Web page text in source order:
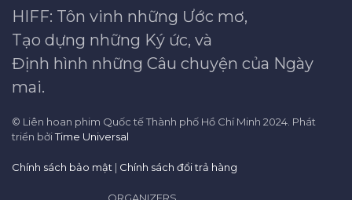
HIFF: Tôn vinh những Ước mơ,
Tạo dựng những Ký ức, và
Định hình những Câu chuyện của Ngày
mai.
© Liên hoan phim Quốc tế Thành phố Hồ Chí Minh 2024. Phát
triển bởiTime Universal
Chính sách bảo mật | Chính sách đổi trả hàng